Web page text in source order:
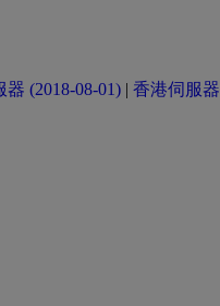
(2018-08-01) | 香港伺服器